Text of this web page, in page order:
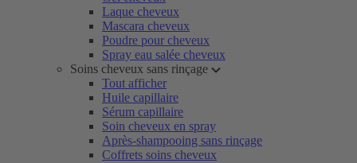
Laque cheveux
Mascara cheveux
Poudre pour cheveux
Spray eau salée cheveux
Soins cheveux sans rinçage
Tout afficher
Huile capillaire
Sérum capillaire
Soin cheveux en spray
Après-shampooing sans rinçage
Coffrets soins cheveux